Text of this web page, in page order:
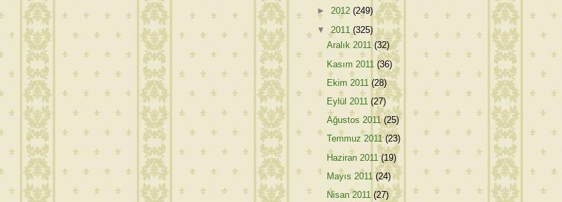
► 2012 (249)
▼2011(325)
Aralık 2011(32)
Kasım 2011(36)
Ekim 2011(28)
Eylül 2011(27)
Ağustos 2011(25)
Temmuz 2011(23)
Haziran 2011(19)
Mayıs 2011(24)
Nisan 2011(27)